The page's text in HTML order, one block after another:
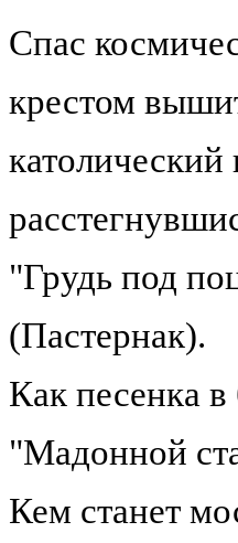
Спас
крестом
"Грудь под
(Пастернак).
Как песенка в
"Мадонной
Кем станет